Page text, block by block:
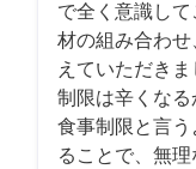
で全く意識し
材の組み合わ
えていただき
制限は辛くなる
食事制限と言う
ることで、無